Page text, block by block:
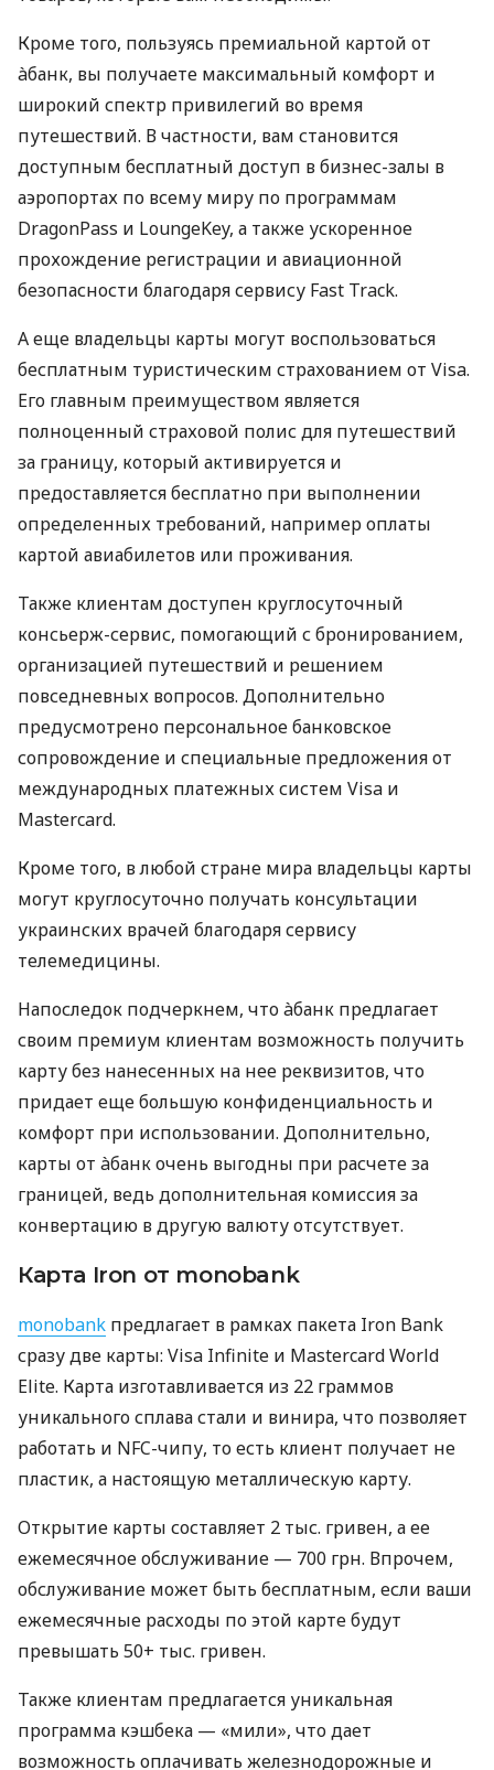
Кроме того, пользуясь премиальной картой от
àбанк, вы получаете максимальный комфорт и
широкий спектр привилегий во время
путешествий. В частности, вам становится
доступным бесплатный доступ в бизнес-залы в
аэропортах по всему миру по программам
DragonPass и LoungeKey, а также ускоренное
прохождение регистрации и авиационной
безопасности благодаря сервису Fast Track.
А еще владельцы карты могут воспользоваться
бесплатным туристическим страхованием от Visa.
Его главным преимуществом является
полноценный страховой полис для путешествий
за границу, который активируется и
предоставляется бесплатно при выполнении
определенных требований, например оплаты
картой авиабилетов или проживания.
Также клиентам доступен круглосуточный
консьерж-сервис, помогающий с бронированием,
организацией путешествий и решением
повседневных вопросов. Дополнительно
предусмотрено персональное банковское
сопровождение и специальные предложения от
международных платежных систем Visa и
Mastercard.
Кроме того, в любой стране мира владельцы карты
могут круглосуточно получать консультации
украинских врачей благодаря сервису
телемедицины.
Напоследок подчеркнем, что àбанк предлагает
своим премиум клиентам возможность получить
карту без нанесенных на нее реквизитов, что
придает еще большую конфиденциальность и
комфорт при использовании. Дополнительно,
карты от àбанк очень выгодны при расчете за
границей, ведь дополнительная комиссия за
конвертацию в другую валюту отсутствует.
Карта Iron от monobank
monobank предлагает в рамках пакета Iron Bank
сразу две карты: Visa Infinite и Mastercard World
Elite. Карта изготавливается из 22 граммов
уникального сплава стали и винира, что позволяет
работать и NFC-чипу, то есть клиент получает не
пластик, а настоящую металлическую карту.
Открытие карты составляет 2 тыс. гривен, а ее
ежемесячное обслуживание — 700 грн. Впрочем,
обслуживание может быть бесплатным, если ваши
ежемесячные расходы по этой карте будут
превышать 50+ тыс. гривен.
Также клиентам предлагается уникальная
программа кэшбека — «мили», что дает
возможность оплачивать железнодорожные и